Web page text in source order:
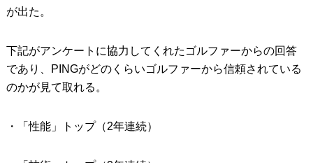
が出た。
下記がアンケートに協力してくれたゴルファーからの回答
であり、PINGがどのくらいゴルファーから信頼されている
のかが見て取れる。
・「性能」トップ（2年連続）